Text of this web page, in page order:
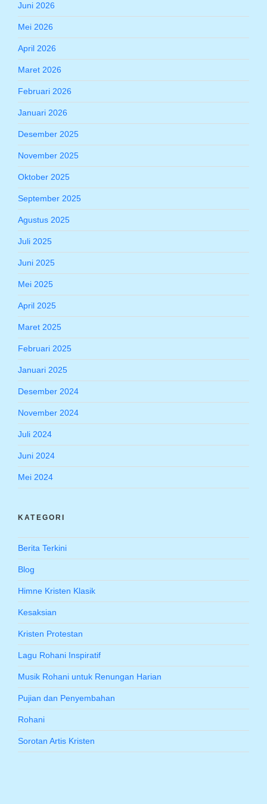
Juni 2026
Mei 2026
April 2026
Maret 2026
Februari 2026
Januari 2026
Desember 2025
November 2025
Oktober 2025
September 2025
Agustus 2025
Juli 2025
Juni 2025
Mei 2025
April 2025
Maret 2025
Februari 2025
Januari 2025
Desember 2024
November 2024
Juli 2024
Juni 2024
Mei 2024
KATEGORI
Berita Terkini
Blog
Himne Kristen Klasik
Kesaksian
Kristen Protestan
Lagu Rohani Inspiratif
Musik Rohani untuk Renungan Harian
Pujian dan Penyembahan
Rohani
Sorotan Artis Kristen